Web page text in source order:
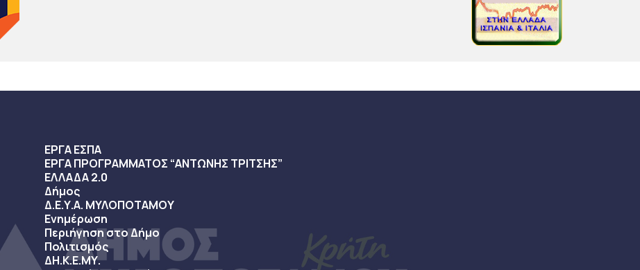
ΕΡΓΑ ΕΣΠΑ
ΕΡΓΑ ΠΡΟΓΡΑΜΜΑΤΟΣ “ΑΝΤΩΝΗΣ ΤΡΙΤΣΗΣ”
ΕΛΛΑΔΑ 2.0
Δήμος
Δ.Ε.Υ.Α. ΜΥΛΟΠΟΤΑΜΟΥ
Ενημέρωση
Περιήγηση στο Δήμο
Πολιτισμός
ΔΗ.Κ.Ε.ΜΥ.